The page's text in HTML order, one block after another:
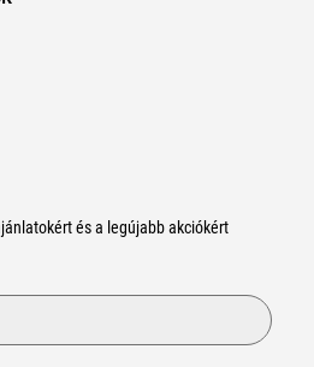
és a legújabb akciókért